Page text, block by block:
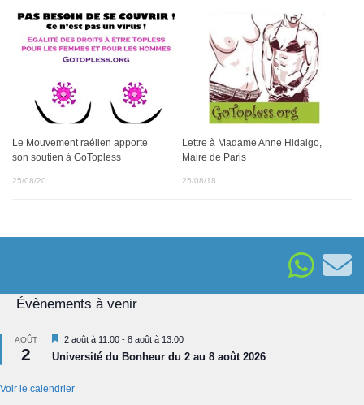
Le Mouvement raélien apporte
son soutien à GoTopless
25/08/20
Lettre à Madame Anne Hidalgo,
Maire de Paris
25/08/18
Évènements à venir
AOÛT
2
Mis
en
avant
2 août à 11:00 - 8 août à 13:00
Université du Bonheur du 2 au 8 août 2026
Voir le calendrier